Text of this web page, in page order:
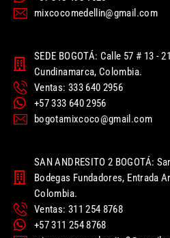
mixcocomedellin@gmail.com
SEDE BOGOTÁ: Calle 57 # 13 -
Cundinamarca, Colombia.
Ventas: 333 640 2956
+57 333 640 2956
bogotamixcoco@gmail.com
SAN ANDRESITO 2 BOGOTÁ:
Bodegas Fundadores, Entrada
Colombia.
Ventas: 311 254 8768
+57 311 254 8768